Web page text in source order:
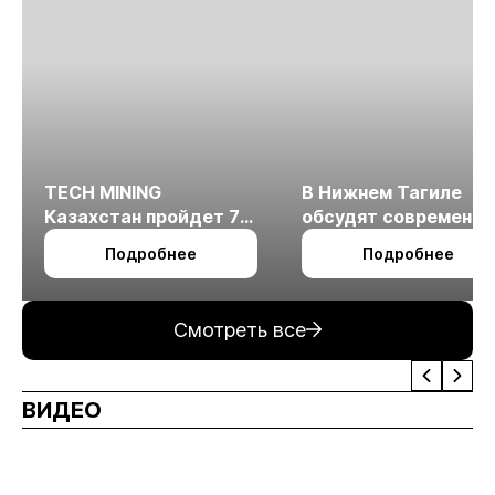
TECH MINING
Казахстан пройдет 7
октября в Алматы
Подробнее
В Нижнем Тагиле
обсудят
технологии
измельчения
Подробнее
Смотреть все
ВИДЕО